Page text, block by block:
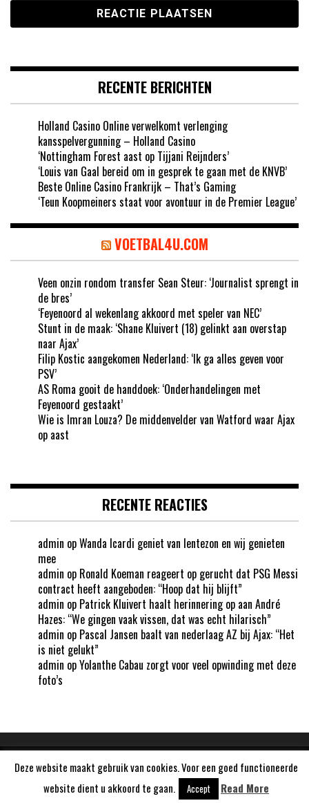
RECENTE BERICHTEN
Holland Casino Online verwelkomt verlenging
kansspelvergunning – Holland Casino
‘Nottingham Forest aast op Tijjani Reijnders’
‘Louis van Gaal bereid om in gesprek te gaan met de KNVB’
Beste Online Casino Frankrijk – That’s Gaming
‘Teun Koopmeiners staat voor avontuur in de Premier League’
VOETBAL4U.COM
Veen onzin rondom transfer Sean Steur: ‘Journalist sprengt in
de bres’
‘Feyenoord al wekenlang akkoord met speler van NEC’
Stunt in de maak: ‘Shane Kluivert (18) gelinkt aan overstap
naar Ajax’
Filip Kostic aangekomen Nederland: ‘Ik ga alles geven voor
PSV’
AS Roma gooit de handdoek: ‘Onderhandelingen met
Feyenoord gestaakt’
Wie is Imran Louza? De middenvelder van Watford waar Ajax
op aast
RECENTE REACTIES
admin opWanda Icardi geniet van lentezon en wij genieten
mee
admin op Ronald Koeman reageert op gerucht dat PSG Messi
contract heeft aangeboden: “Hoop dat hij blijft”
admin op Patrick Kluivert haalt herinnering op aan André
Hazes: “We gingen vaak vissen, dat was echt hilarisch”
admin op Pascal Jansen baalt van nederlaag AZ bij Ajax: “Het
is niet gelukt”
admin opYolanthe Cabau zorgt voor veel opwinding met deze
foto’s
Aangedreven doorWordPress
Deze website maakt gebruik van cookies. Voor een goed functioneerde
website dient u akkoord te gaan.
Accept Read More